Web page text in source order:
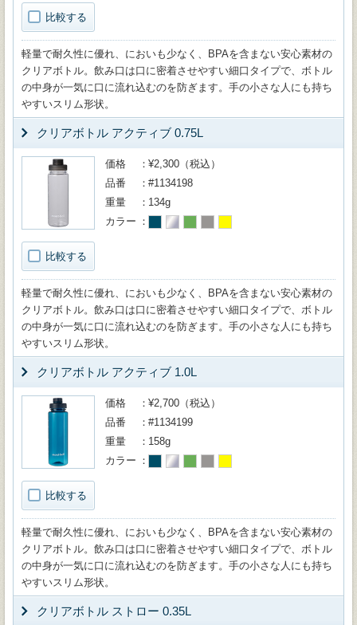
比較する
軽量で耐久性に優れ、においも少なく、BPAを含まない安心素材の
クリアボトル。飲み口は口に密着させやすい細口タイプで、ボトル
の中身が一気に口に流れ込むのを防ぎます。手の小さな人にも持ち
やすいスリム形状。
クリアボトル アクティブ 0.75L
比較する
価格
¥2,300（税込）
品番
#1134198
重量
134g
カラー
軽量で耐久性に優れ、においも少なく、BPAを含まない安心素材の
クリアボトル。飲み口は口に密着させやすい細口タイプで、ボトル
の中身が一気に口に流れ込むのを防ぎます。手の小さな人にも持ち
やすいスリム形状。
クリアボトル アクティブ 1.0L
比較する
価格
¥2,700（税込）
品番
#1134199
重量
158g
カラー
軽量で耐久性に優れ、においも少なく、BPAを含まない安心素材の
クリアボトル。飲み口は口に密着させやすい細口タイプで、ボトル
の中身が一気に口に流れ込むのを防ぎます。手の小さな人にも持ち
やすいスリム形状。
クリアボトル ストロー 0.35L